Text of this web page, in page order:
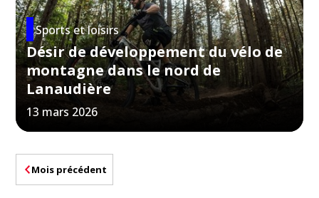
Sports et loisirs
Désir de développement du vélo de
montagne dans le nord de
Lanaudière
13 mars 2026
Mois précédent